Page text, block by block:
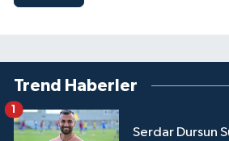
Trend Haberler
Serdar Dursun
1